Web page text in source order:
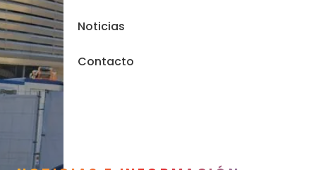
Noticias
Contacto